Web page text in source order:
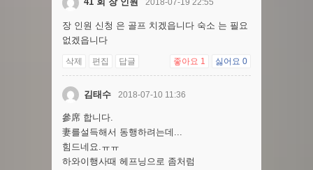
2018-07-19 22:55
장 인원 신청 은 골프 치겠읍니다 숙소 는 필요
없겠읍니다
삭제 편집 답글 좋아요 1 싫어요 0
김태수 2018-07-10 11:36
參席 합니다.
妻를설득해서 동행하려는데...
힘드네요.ㅠㅠ
하와이행사때 헤프닝으로 좀처럼